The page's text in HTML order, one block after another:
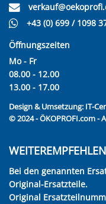
+43 (0) 699 / 1098
Öffnungszeiten
Mo - Fr
08.00 - 12.00
13.00 - 17.00
Design & Umsetzung: IT-
© 2024 - ÖKOPROFI.com -
WEITEREMPFEHLEN
Bei den genannten
Original-Ersatzteile.
Original